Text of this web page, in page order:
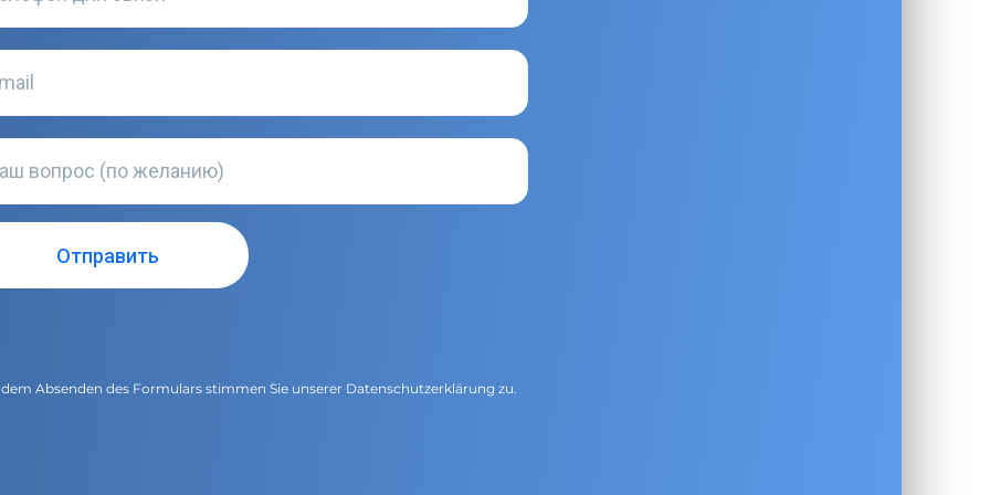
Absenden des Formulars stimmen Sie unserer Datenschutzerklärung zu.